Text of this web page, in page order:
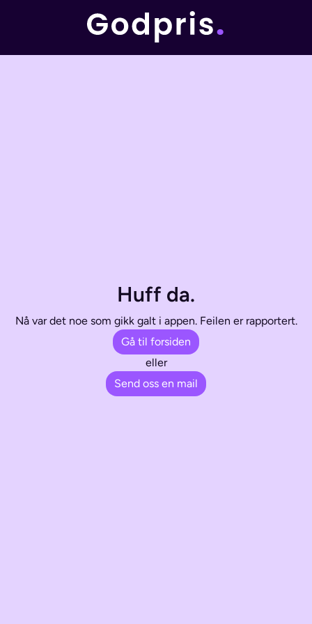
Huff da.
Nå var det noe som gikk galt i appen. Feilen er rapportert.
Gå til forsiden
eller
Send oss en mail